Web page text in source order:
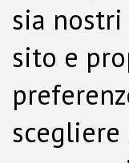
sia
sito e
scegliere